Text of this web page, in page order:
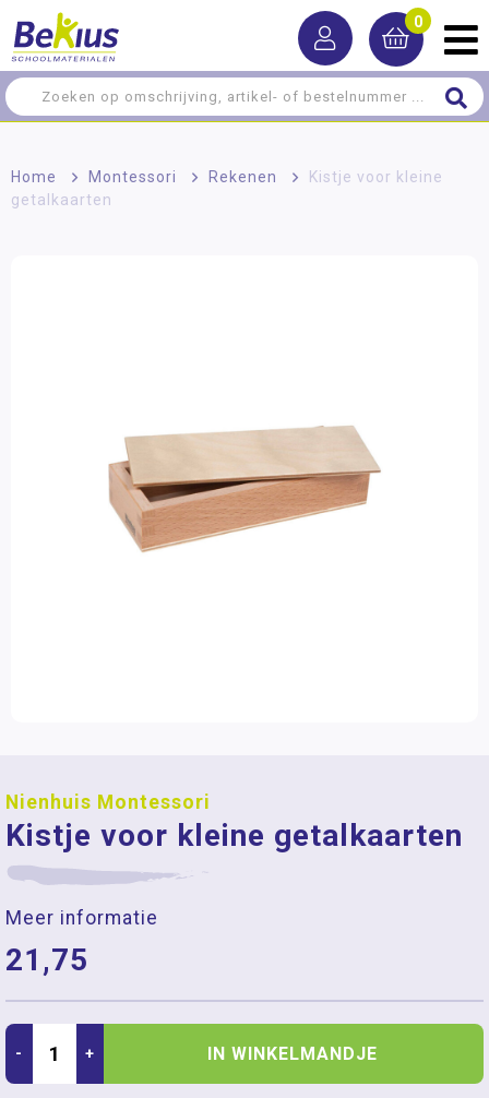
0
Home > Montessori > Rekenen >
Kistje voor kleine
getalkaarten
Nienhuis Montessori
Kistje voor kleine getalkaarten
Meer informatie
21,75
- + IN WINKELMANDJE